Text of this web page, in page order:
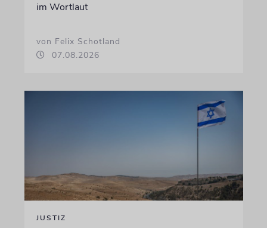
im Wortlaut
von Felix Schotland
07.08.2026
JUSTIZ